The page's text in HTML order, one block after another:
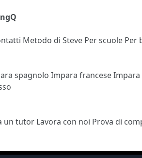
Metodo di Steve Per scuole Per
spagnolo Impara franceseImpara
un tutor Lavora con noi Prova di